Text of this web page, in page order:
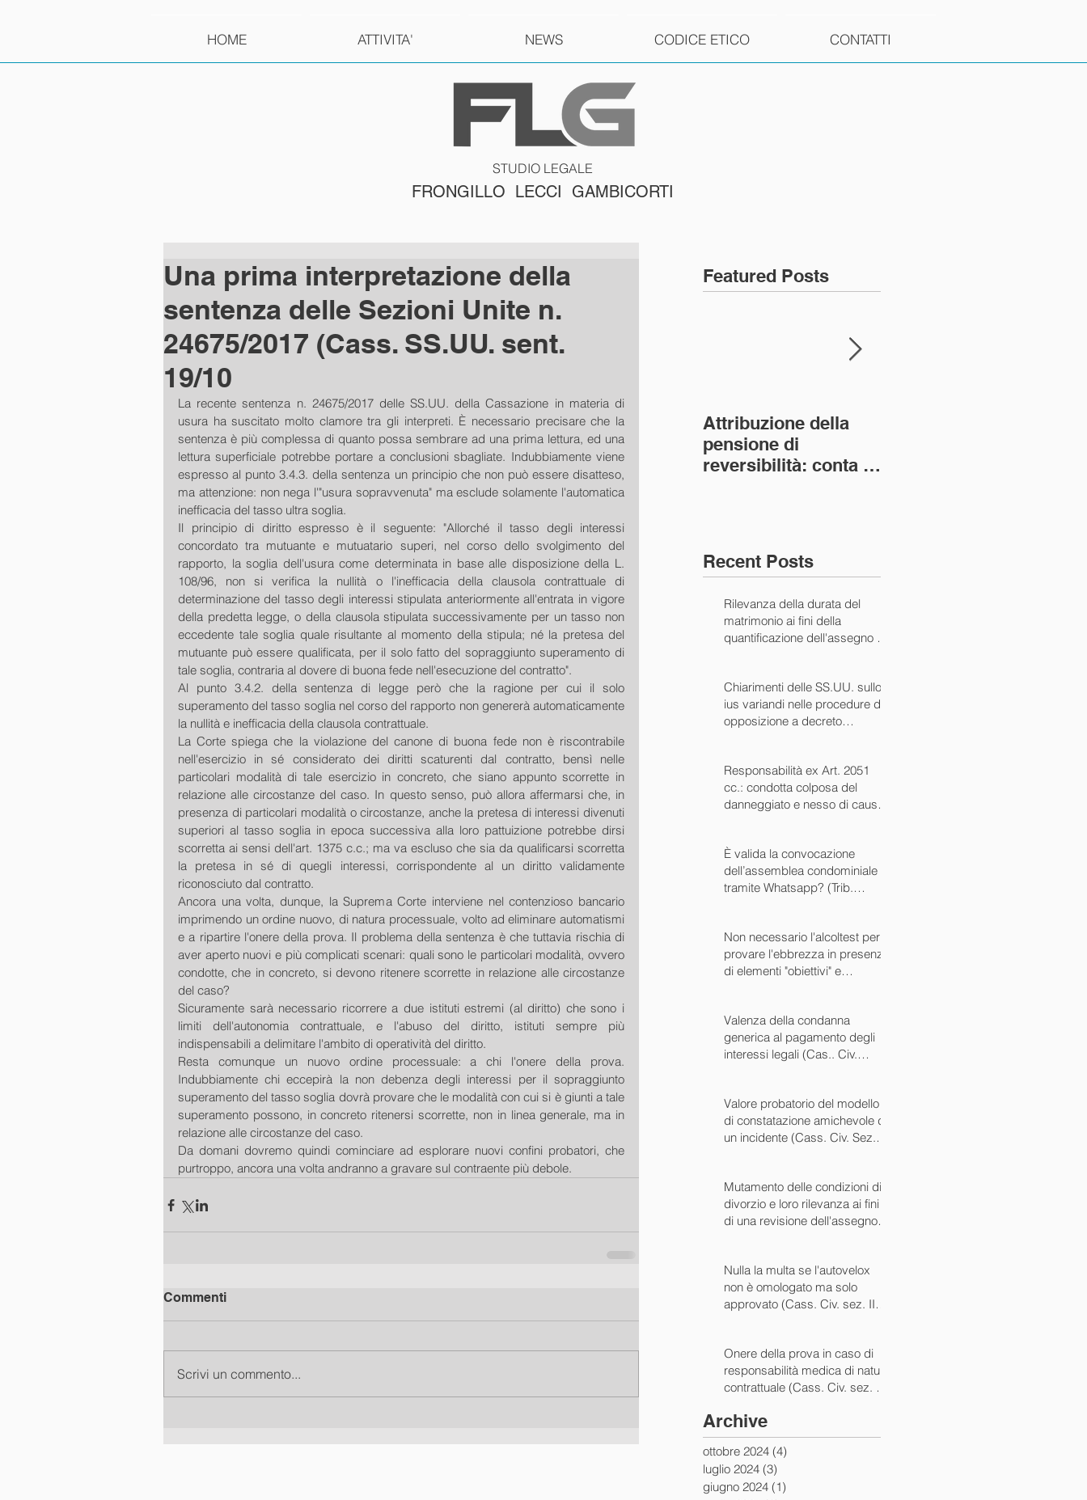
HOME ATTIVITA' NEWS CODICE ETICO CONTATTI
STUDIO LEGALE
FRONGILLO LECCI GAMBICORTI
Una prima interpretazione della
sentenza delle Sezioni Unite n.
24675/2017 (Cass. SS.UU. sent.
19/10
La recente sentenza n. 24675/2017 delle SS.UU. della Cassazione in materia di
usura ha suscitato molto clamore tra gli interpreti. È necessario precisare che la
sentenza è più complessa di quanto possa sembrare ad una prima lettura, ed una
lettura superficiale potrebbe portare a conclusioni sbagliate. Indubbiamente viene
espresso al punto 3.4.3. della sentenza un principio che non può essere disatteso,
ma attenzione: non nega l'"usura sopravvenuta" ma esclude solamente l'automatica
inefficacia del tasso ultra soglia.
Il principio di diritto espresso è il seguente: "Allorché il tasso degli interessi
concordato tra mutuante e mutuatario superi, nel corso dello svolgimento del
rapporto, la soglia dell'usura come determinata in base alle disposizione della L.
108/96, non si verifica la nullità o l'inefficacia della clausola contrattuale di
determinazione del tasso degli interessi stipulata anteriormente all'entrata in vigore
della predetta legge, o della clausola stipulata successivamente per un tasso non
eccedente tale soglia quale risultante al momento della stipula; né la pretesa del
mutuante può essere qualificata, per il solo fatto del sopraggiunto superamento di
tale soglia, contraria al dovere di buona fede nell'esecuzione del contratto".
Al punto 3.4.2. della sentenza di legge però che la ragione per cui il solo
superamento del tasso soglia nel corso del rapporto non genererà automaticamente
la nullità e inefficacia della clausola contrattuale.
La Corte spiega che la violazione del canone di buona fede non è riscontrabile
nell'esercizio in sé considerato dei diritti scaturenti dal contratto, bensì nelle
particolari modalità di tale esercizio in concreto, che siano appunto scorrette in
relazione alle circostanze del caso. In questo senso, può allora affermarsi che, in
presenza di particolari modalità o circostanze, anche la pretesa di interessi divenuti
superiori al tasso soglia in epoca successiva alla loro pattuizione potrebbe dirsi
scorretta ai sensi dell'art. 1375 c.c.; ma va escluso che sia da qualificarsi scorretta
la pretesa in sé di quegli interessi, corrispondente al un diritto validamente
riconosciuto dal contratto.
Ancora una volta, dunque, la Suprema Corte interviene nel contenzioso bancario
imprimendo un ordine nuovo, di natura processuale, volto ad eliminare automatismi
e a ripartire l'onere della prova. Il problema della sentenza è che tuttavia rischia di
aver aperto nuovi e più complicati scenari: quali sono le particolari modalità, ovvero
condotte, che in concreto, si devono ritenere scorrette in relazione alle circostanze
del caso?
Sicuramente sarà necessario ricorrere a due istituti estremi (al diritto) che sono i
limiti dell'autonomia contrattuale, e l'abuso del diritto, istituti sempre più
indispensabili a delimitare l'ambito di operatività del diritto.
Resta comunque un nuovo ordine processuale: a chi l'onere della prova.
Indubbiamente chi eccepirà la non debenza degli interessi per il sopraggiunto
superamento del tasso soglia dovrà provare che le modalità con cui si è giunti a tale
superamento possono, in concreto ritenersi scorrette, non in linea generale, ma in
relazione alle circostanze del caso.
Da domani dovremo quindi cominciare ad esplorare nuovi confini probatori, che
purtroppo, ancora una volta andranno a gravare sul contraente più debole.
Commenti
Scrivi un commento...
Featured Posts
Attribuzione della
pensione di
reversibilità: conta la
Recent Posts
Rilevanza della durata del
matrimonio ai fini della
quantificazione dell'assegno di
Chiarimenti delle SS.UU. sullo
ius variandi nelle procedure di
opposizione a decreto
Responsabilità ex Art. 2051
cc.: condotta colposa del
danneggiato e nesso di causa
È valida la convocazione
dell’assemblea condominiale
tramite Whatsapp? (Trib.
Non necessario l'alcoltest per
provare l'ebbrezza in presenza
di elementi "obiettivi" e
Valenza della condanna
generica al pagamento degli
interessi legali (Cas.. Civ.
Valore probatorio del modello
di constatazione amichevole di
un incidente (Cass. Civ. Sez. III
Mutamento delle condizioni di
divorzio e loro rilevanza ai fini
di una revisione dell'assegno
Nulla la multa se l'autovelox
non è omologato ma solo
approvato (Cass. Civ. sez. II
Onere della prova in caso di
responsabilità medica di natura
contrattuale (Cass. Civ. sez. III
Archive
ottobre 2024 (4)
luglio 2024 (3)
giugno 2024 (1)